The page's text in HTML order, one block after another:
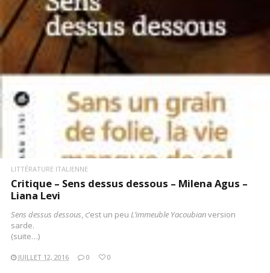
LITTÉRATURE ITALIENNE
Critique – Sens dessus dessous – Milena Agus –
Liana Levi
Sens dessus dessous, c’est un peu L’immeuble Yacoubianversion
sarde.
(suite…)
JUILLET 12, 2016 0 0